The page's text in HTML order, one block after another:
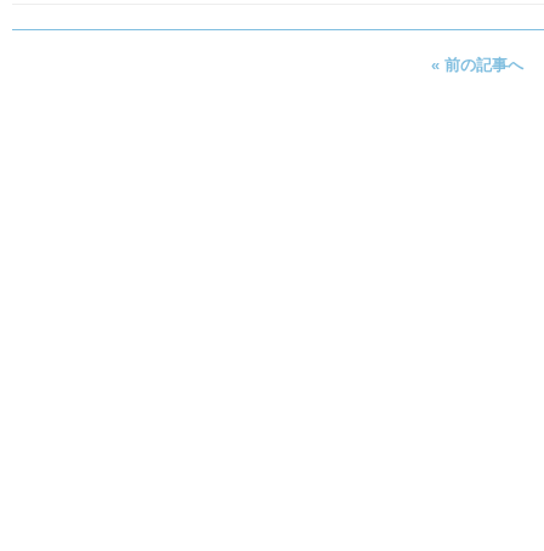
« 前の記事へ